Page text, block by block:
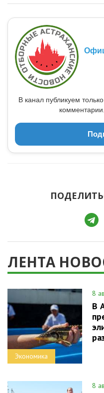
В канал публикуем
ЛЕНТА
Экономика
8
В
8